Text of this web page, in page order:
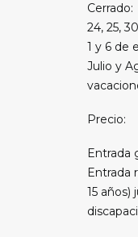
Cerrado:
24, 25,
1 y 6 de
Julio y
Precio:
Entrada
Entrada
15 años)